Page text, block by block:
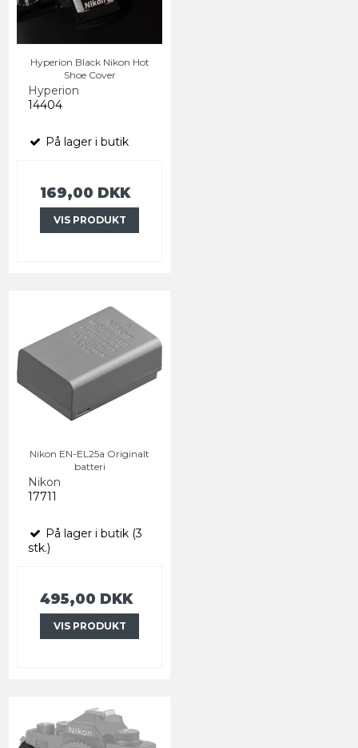
Hyperion Black Nikon Hot
Shoe Cover
Hyperion
14404
På lager i butik
169,00 DKK
VIS PRODUKT
Nikon EN-EL25a Originalt
batteri
Nikon
17711
På lager i butik (3
stk.)
495,00 DKK
VIS PRODUKT